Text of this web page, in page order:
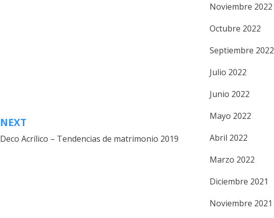
NEXT
Deco Acrílico – Tendencias de matrimonio 2019
Noviembre 2022
Octubre 2022
Septiembre 2022
Julio 2022
Junio 2022
Mayo 2022
Abril 2022
Marzo 2022
Diciembre 2021
Noviembre 2021